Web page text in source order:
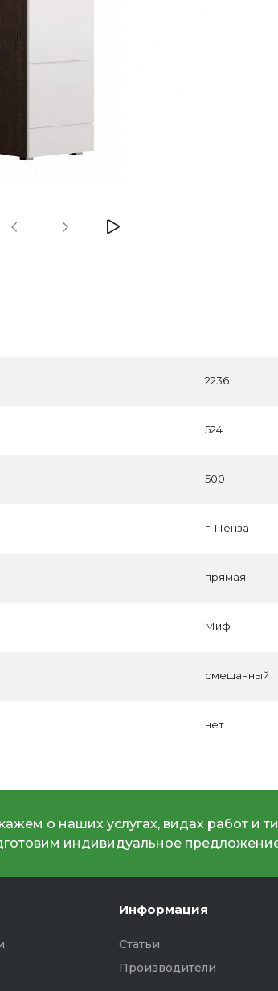
2236
524
500
г. Пенза
прямая
Миф
смешанный
нет
о наших услугах, видах работ и
индивидуальное
Информация
Статьи
Производители